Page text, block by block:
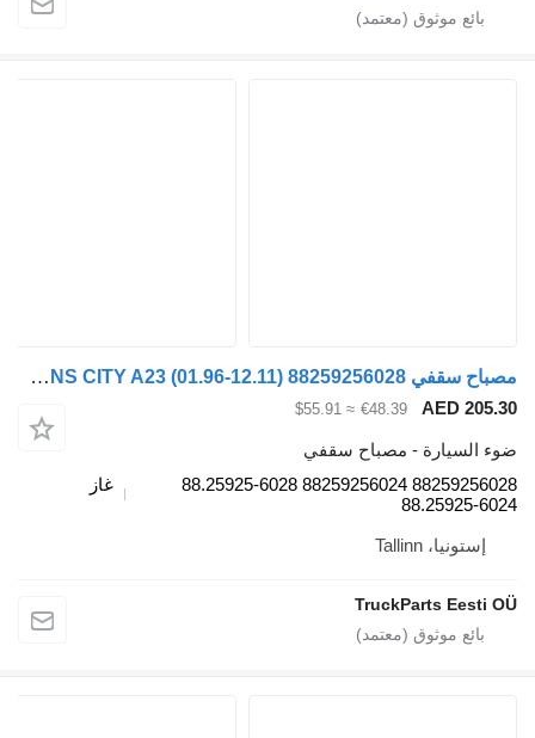
مصباح سقفي MAN LIONS CITY A23 (01.96-12.11) 88259256028 لـ الباصات MAN Lion's bus (1991-)
€48.39
≈ $55.91
- مصباح سقفي
88259256028 88259256024 88.25925-6028
غاز